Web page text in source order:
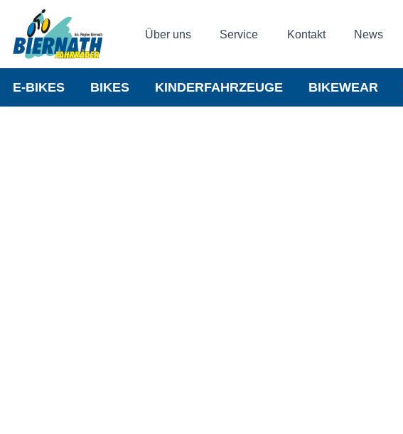
Über uns Service Kontakt News
E-BIKES BIKES KINDERFAHRZEUGE BIKEWEAR